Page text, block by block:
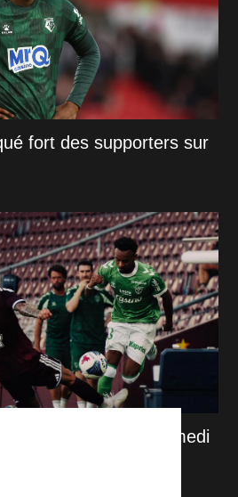
fort des supporters sur
jour est arrivé, un samedi